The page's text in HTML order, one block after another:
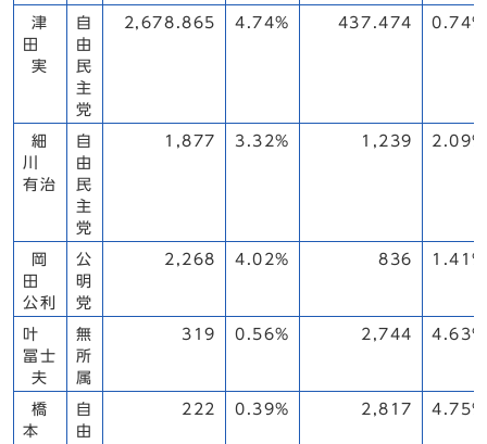
津
田
実
自
由
民
主
党
2,678.865 4.74% 437.474 0.74%
細
川
有治
自
由
民
主
党
1,877 3.32% 1,239 2.09%
岡
田
公利
公
明
党
2,268 4.02% 836 1.41%
叶
冨士
夫
無
所
属
319 0.56% 2,744 4.63%
橋
本
自
由
222 0.39% 2,817 4.75%